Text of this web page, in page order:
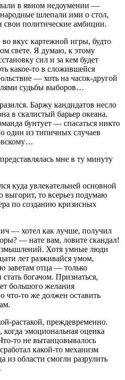
в явном недоумении —
шлепали ими о стол,
политические амбиции.
вкус картежной игры, будто
свете. Я думаю, к этому
сил и за кем будет
какое-то в сложившейся
— хоть на часок-другой
судьбы выборов…
Баржу кандидатов несло
в скалистый барьер океана.
бунтует — спасаться никто
один из типичных случаев
мне в ту минуту
куда увлекательней основной
выгорит, то всерьез подумаю
по созданию кризисных
— хотел как лучше, получил
— нате вам, ловите скандал!
Хотя умные люди
лет разживайся умом,
заветам отца — только
богачом. Признаться,
большого желания
что-то же должен оставить
растакой, преждевременно.
эмоциональная оценка
то не вытанцовывалось
какой-то механизм
области смогли разрулить